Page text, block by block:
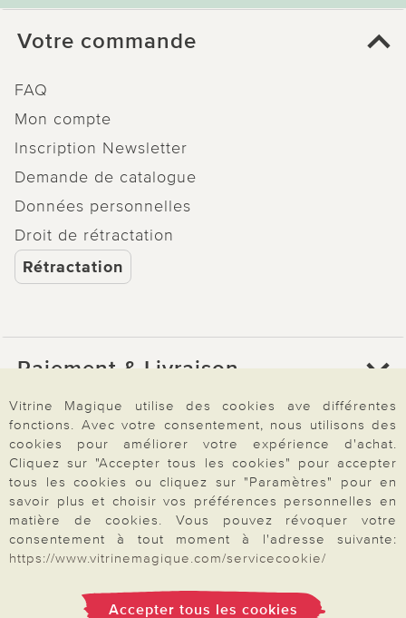
Votre commande
FAQ
Mon compte
Inscription Newsletter
Demande de catalogue
Données personnelles
Droit de rétractation
Rétractation
Paiement & Livraison
À propos de nous
Besoin d'aide?
Mentions légales|CGV|Données & liberté|Vie privée & cookies
Vitrine Magique utilise des cookies ave différentes
fonctions. Avec votre consentement, nous utilisons des
cookies pour améliorer votre expérience d'achat.
Cliquez sur "Accepter tous les cookies" pour accepter
tous les cookies ou cliquez sur "Paramètres" pour en
savoir plus et choisir vos préférences personnelles en
matière de cookies. Vous pouvez révoquer votre
consentement à tout moment à l'adresse suivante:
https://www.vitrinemagique.com/servicecookie/
Accepter tous les cookies